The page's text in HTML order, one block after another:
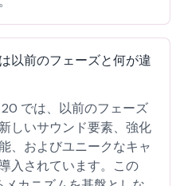
以前のフェーズと何が違
では、以前のフェーズ
しいサウンド要素、強化
、およびユニークなキャ
入されています。この